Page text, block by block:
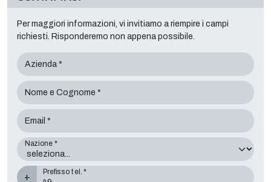
Per maggiori informazioni, vi invitiamo a riempire i campi
richiesti. Risponderemo non appena possibile.
Azienda *
Nome e Cognome *
Email *
Nazione *
+
Prefisso tel. *